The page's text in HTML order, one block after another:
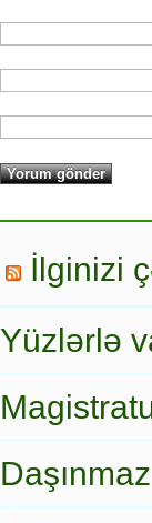
İlginizi
Yüzlərlə